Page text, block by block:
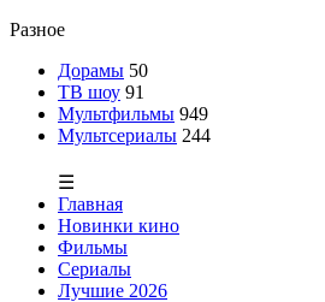
Разное
Дорамы 50
ТВ шоу 91
Мультфильмы 949
Мультсериалы 244
☰
Главная
Новинки кино
Фильмы
Сериалы
Лучшие 2026